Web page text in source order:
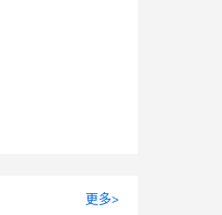
更多>